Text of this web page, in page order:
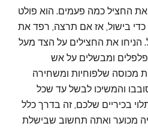
החציל כמה פעמים. הוא פולט
כדי בישול, אז אם תרצה, רפד את
הניחו את החצילים על הצד מעל
ומבשלים על אש
מכוסה שלפוחיות ומשחירה
והמשיכו לבשל עד שכל
בכיריים שלכם, זה בדרך כלל
זה יהיה מכוער ואתה תחשוב שבישלת